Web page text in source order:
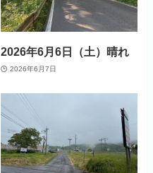
2026年6月6日（土）晴れ
2026年6月7日